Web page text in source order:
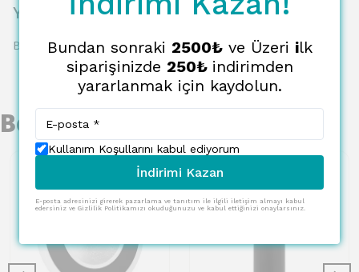
Yorumlar
Bu ürün için henüz yorum yapılmamış.
Benzer Ürünler
Bundan sonraki 2500₺ve Üzeri ilk
siparişinizde 250₺ indirimden
yararlanmak için kaydolun.
Kullanım Koşullarını kabul ediyorum
İndirimi Kazan
E-posta adresinizi girerek pazarlama ve tanıtım ile ilgili iletişim almayı kabul
edersiniz ve Gizlilik Politikamızı okuduğunuzu ve kabul ettiğinizi onaylarsınız.